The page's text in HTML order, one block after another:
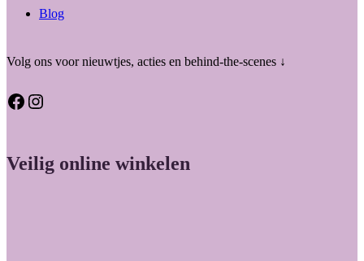
Blog
Volg ons voor nieuwtjes, acties en behind-the-scenes ↓
Facebook Instagram
Veilig online winkelen